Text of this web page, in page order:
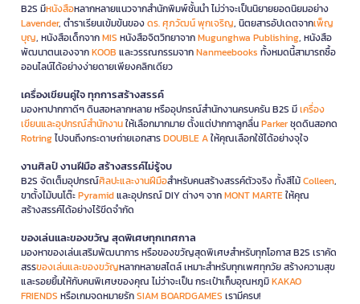
B2S มีหนังสือหลากหลายแนวจากสำนักพิมพ์ชั้นนำ ไม่ว่าจะเป็นนิยายยอดนิยมอย่าง
Lavender, ตำราเรียนเข้มข้นของดร. ศุภวัฒน์ พุกเจริญ, นิตยสารอัปเดตจากเพ็ญ
บุญ, หนังสือเด็กจากMIS หนังสือจิตวิทยาจากMugunghwa Publishing, หนังสือ
พัฒนาตนเองจากKOOB และวรรณกรรมจากNanmeebooks ทั้งหมดนี้สามารถซื้อ
ออนไลน์ได้อย่างง่ายดายเพียงคลิกเดียว
เครื่องเขียนคู่ใจ ทุกการสร้างสรรค์
มองหาปากกาดีๆ ดินสอหลากหลาย หรืออุปกรณ์สำนักงานครบครัน B2S มีเครื่อง
เขียนและอุปกรณ์สำนักงานให้เลือกมากมาย ตั้งแต่ปากกาลูกลื่นParkerชุดดินสอกด
Rotringไปจนถึงกระดาษถ่ายเอกสารDOUBLE Aให้คุณเลือกใช้ได้อย่างจุใจ
งานศิลป์ งานฝีมือ สร้างสรรค์ไม่รู้จบ
B2S จัดเต็มอุปกรณ์ศิลปะและงานฝีมือสำหรับคนสร้างสรรค์ตัวจริง ทั้งสีไม้Colleen,
ขาตั้งไม้บนโต๊ะPyramidและอุปกรณ์ DIY ต่างๆ จากMONT MARTEให้คุณ
สร้างสรรค์ได้อย่างไร้ขีดจำกัด
ของเล่นและของขวัญ สุดพิเศษทุกเทศกาล
มองหาของเล่นเสริมพัฒนาการ หรือของขวัญสุดพิเศษสำหรับทุกโอกาส B2S เราคัด
สรรของเล่นและของขวัญหลากหลายสไตล์ เหมาะสำหรับทุกเพศทุกวัย สร้างความสุข
และรอยยิ้มให้กับคนพิเศษของคุณ ไม่ว่าจะเป็น กระเป๋าเก็บอุณหภูมิKAKAO
FRIENDS หรือเกมจดหมายรักSIAM BOARDGAMES เรามีครบ!